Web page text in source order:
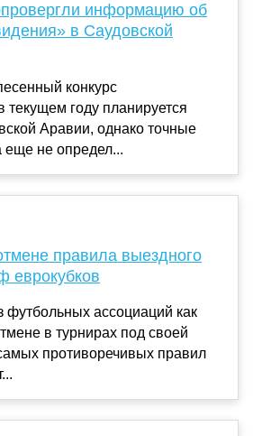
информацию об
в Саудовской
конкурс
текущем году планируется
Аравии, однако точные
еще не определ...
правила выездного
еврокубков
футбольных ассоциаций как
в турнирах под своей
противоречивых правил